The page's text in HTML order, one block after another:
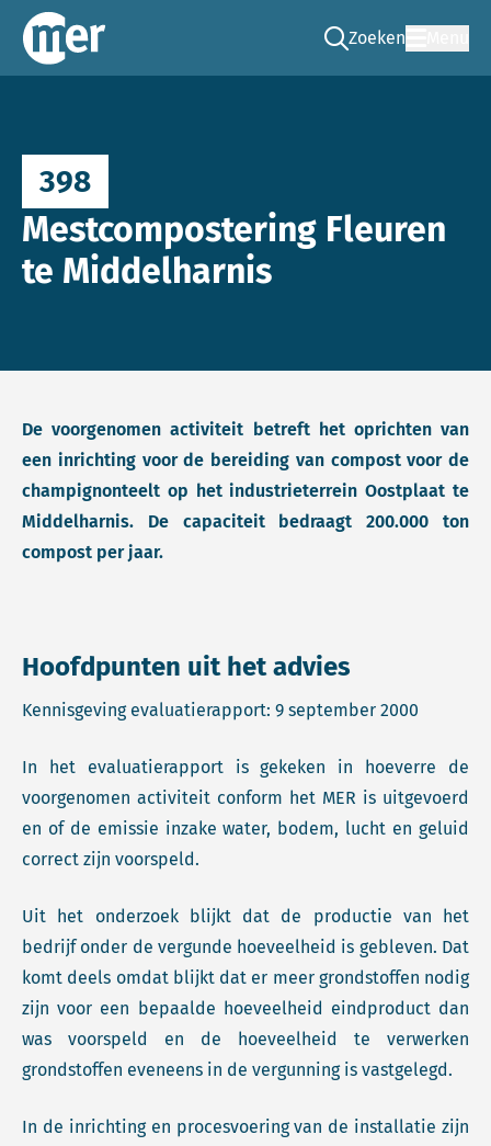
Commissie mer
Zoeken
Ga naar de zoek
398
Mestcompostering Fleuren
te Middelharnis
De voorgenomen activiteit betreft het oprichten van
een inrichting voor de bereiding van compost voor de
champignonteelt op het industrieterrein Oostplaat te
Middelharnis. De capaciteit bedraagt 200.000 ton
compost per jaar.
Hoofdpunten uit het advies
Kennisgeving evaluatierapport: 9 september 2000
In het evaluatierapport is gekeken in hoeverre de
voorgenomen activiteit conform het MER is uitgevoerd
en of de emissie inzake water, bodem, lucht en geluid
correct zijn voorspeld.
Uit het onderzoek blijkt dat de productie van het
bedrijf onder de vergunde hoeveelheid is gebleven. Dat
komt deels omdat blijkt dat er meer grondstoffen nodig
zijn voor een bepaalde hoeveelheid eindproduct dan
was voorspeld en de hoeveelheid te verwerken
grondstoffen eveneens in de vergunning is vastgelegd.
In de inrichting en procesvoering van de installatie zijn